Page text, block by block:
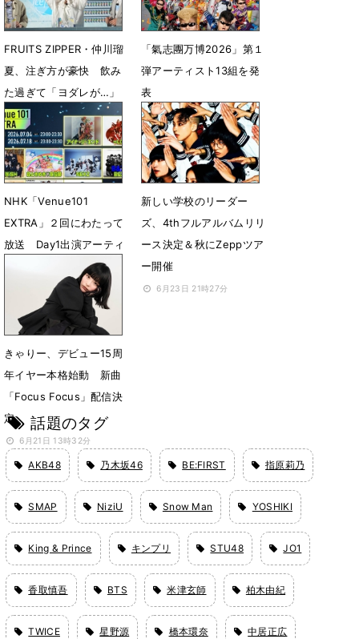
7月2日 18時08分
FRUITS ZIPPER・仲川瑠
夏、注ぎ方が豪快 飲み
た過ぎて「ヨダレが…」
7月2日 07時47分
「氣志團万博2026」第１
弾アーティスト13組を発
表
7月1日 18時43分
NHK「Venue101
EXTRA」２回にわたって
放送 Day1出演アーティ
6月29日 18時52分
新しい学校のリーダー
ズ、4thフルアルバムリリ
ース決定＆秋にZeppツア
ー開催
6月23日 21時27分
きゃりー、デビュー15周
年イヤー本格始動 新曲
「Focus Focus」配信決
定
6月21日 13時32分
話題のタグ
AKB48 乃木坂46 BE:FIRST 指原莉乃
SMAP NiziU Snow Man YOSHIKI
King & Prince キンプリ STU48 JO1
香取慎吾 BTS 米津玄師 柏木由紀
TWICE 星野源 橋本環奈 中居正広